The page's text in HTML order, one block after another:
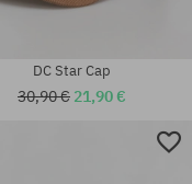
DC Star Cap
30,90 € 21,90 €